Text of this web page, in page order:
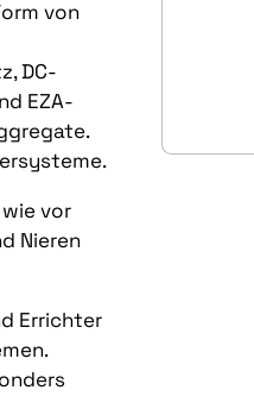
von
DC-
EZA-
vor
Nieren
Errichter